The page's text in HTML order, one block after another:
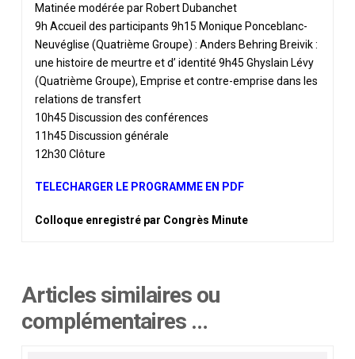
Matinée modérée par Robert Dubanchet
9h Accueil des participants 9h15 Monique Ponceblanc-
Neuvéglise (Quatrième Groupe) : Anders Behring Breivik :
une histoire de meurtre et d’ identité 9h45 Ghyslain Lévy
(Quatrième Groupe), Emprise et contre-emprise dans les
relations de transfert
10h45 Discussion des conférences
11h45 Discussion générale
12h30 Clôture
TELECHARGER LE PROGRAMME EN PDF
Colloque enregistré par Congrès Minute
Articles similaires ou
complémentaires …